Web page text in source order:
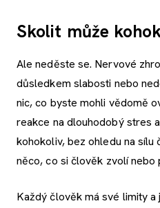
Skolit může
Ale neděste se. Nervové
důsledkem slabosti nebo
nic, co byste mohli vědomě
reakce na dlouhodobý stres
kohokoliv, bez ohledu na sílu
něco, co si člověk zvolí nebo
Každý člověk má své limity a